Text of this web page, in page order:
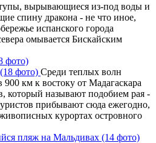
вырывающиеся из-под воды и
спину дракона - не что иное,
испанского города
омывается Бискайским
фото)
Среди теплых волн
км к востоку от Мадагаскара
который называют подобием рая -
прибывают сюда ежегодно,
курортах островного
пляж на Мальдивах (14 фото)